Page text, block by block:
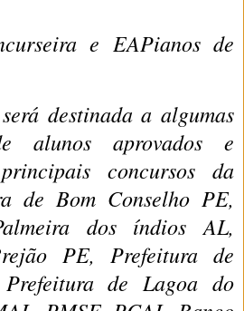
e EAPianos de
destinada a algumas
alunos aprovados e
concursos da
de Bom Conselho PE,
dos índios AL,
PE, Prefeitura de
de Lagoa do